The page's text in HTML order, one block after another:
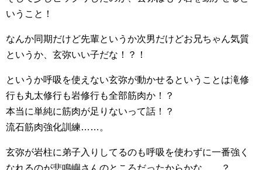
いうこと！
なんか同期だけど先輩というか次男だけどお兄ちゃん気質
というか、玄弥いい子だな！？！
というか呼吸を使えない玄弥が動かせるということは滝修
行も丸太修行も岩修行も全部筋肉か！？
本当に単純に筋肉が足りないって話！？
流石筋肉強化訓練……。
玄弥が岩柱に弟子入りしてるのも呼吸を使わずに一番強く